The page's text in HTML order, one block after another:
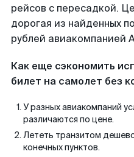
рейсов с пересадкой.
дорогая из найденных
рублей авиакомпанией
Как еще сэкономить
билет на самолет без
У разных авиакомпаний
различаются по цене.
Лететь транзитом
конечных пунктов.